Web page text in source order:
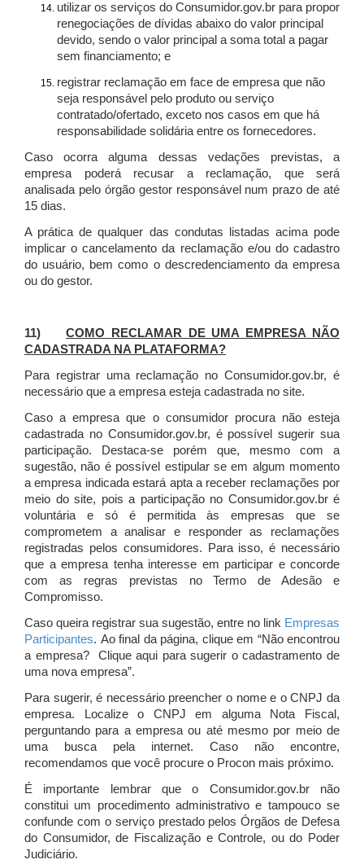
utilizar os serviços do Consumidor.gov.br para propor
renegociações de dívidas abaixo do valor principal
devido, sendo o valor principal a soma total a pagar
sem financiamento; e
registrar reclamação em face de empresa que não
seja responsável pelo produto ou serviço
contratado/ofertado, exceto nos casos em que há
responsabilidade solidária entre os fornecedores.
Caso ocorra alguma dessas vedações previstas, a
empresa poderá recusar a reclamação, que será
analisada pelo órgão gestor responsável num prazo de até
15 dias.
A prática de qualquer das condutas listadas acima pode
implicar o cancelamento da reclamação e/ou do cadastro
do usuário, bem como o descredenciamento da empresa
ou do gestor.
11)COMO RECLAMAR DE UMA EMPRESA NÃO
CADASTRADA NA PLATAFORMA?
Para registrar uma reclamação no Consumidor.gov.br, é
necessário que a empresa esteja cadastrada no site.
Caso a empresa que o consumidor procura não esteja
cadastrada no Consumidor.gov.br, é possível sugerir sua
participação. Destaca-se porém que, mesmo com a
sugestão, não é possível estipular se em algum momento
a empresa indicada estará apta a receber reclamações por
meio do site, pois a participação no Consumidor.gov.br é
voluntária e só é permitida às empresas que se
comprometem a analisar e responder as reclamações
registradas pelos consumidores. Para isso, é necessário
que a empresa tenha interesse em participar e concorde
com as regras previstas no Termo de Adesão e
Compromisso.
Caso queira registrar sua sugestão, entre no link Empresas
Participantes. Ao final da página, clique em “Não encontrou
a empresa? Clique aqui para sugerir o cadastramento de
uma nova empresa”.
Para sugerir, é necessário preencher o nome e o CNPJ da
empresa. Localize o CNPJ em alguma Nota Fiscal,
perguntando para a empresa ou até mesmo por meio de
uma busca pela internet. Caso não encontre,
recomendamos que você procure o Procon mais próximo.
É importante lembrar que o Consumidor.gov.br não
constitui um procedimento administrativo e tampouco se
confunde com o serviço prestado pelos Órgãos de Defesa
do Consumidor, de Fiscalização e Controle, ou do Poder
Judiciário.